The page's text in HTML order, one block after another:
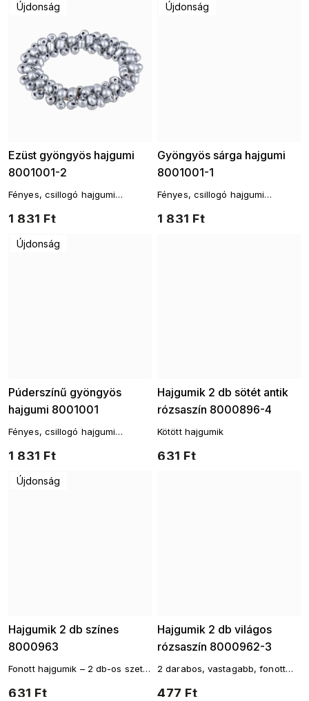
Újdonság
Ezüst gyöngyös hajgumi
8001001-2
1 831 Ft
Fényes, csillogó hajgumi
Újdonság
Gyöngyös sárga hajgumi
8001001-1
1 831 Ft
Fényes, csillogó hajgumi
Újdonság
Púderszínű gyöngyös
hajgumi 8001001
1 831 Ft
Fényes, csillogó hajgumi
Hajgumik 2 db sötét antik
rózsaszín 8000896-4
631 Ft
Kötött hajgumik
Újdonság
Hajgumik 2 db színes
8000963
631 Ft
Fonott hajgumik – 2 db-os szett,
Hajgumik 2 db világos
rózsaszín 8000962-3
477 Ft
2 darabos, vastagabb, fonott